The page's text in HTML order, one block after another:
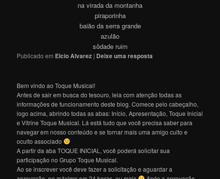
na virada da montanha
piraporinha
baião da serra grande
azulão
sôdade ruim
Publicado em Elcio Alvarez | Deixe uma resposta
Bem vindo ao Toque Musical!
Antes de sair em busca do tesouro, leia com atenção todas as
informações de funcionamento deste blog. Comece pelo cabeçalho,
logo acima, abrindo todas as abas: Início, Apresentação, Toque Inicial
e Vitrine Toque Musical. Lá está tudo que você precisa saber para
navegar em nosso conteúdo e se tornar mais uma amigo culto e
oculto associado
A partir da aba TOQUE INICIAL, você poderá solicitar sua
participação no Grupo Toque Musical.
Ao se inscrever você deve fazer a solicitação e aguardar a